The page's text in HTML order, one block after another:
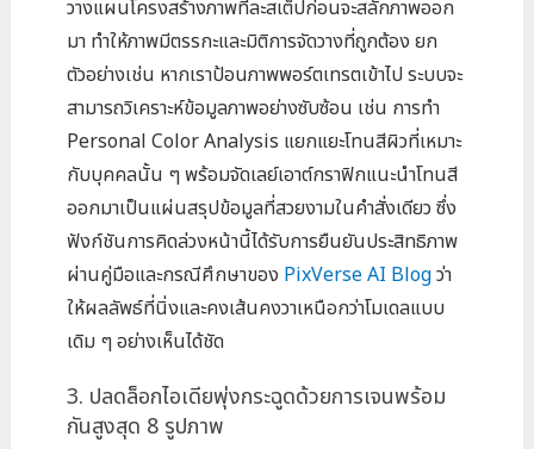
วางแผนโครงสร้างภาพทีละสเต็ปก่อนจะสลักภาพออก
มา ทำให้ภาพมีตรรกะและมิติการจัดวางที่ถูกต้อง ยก
ตัวอย่างเช่น หากเราป้อนภาพพอร์ตเทรตเข้าไป ระบบจะ
สามารถวิเคราะห์ข้อมูลภาพอย่างซับซ้อน เช่น การทำ
Personal Color Analysis แยกแยะโทนสีผิวที่เหมาะ
กับบุคคลนั้น ๆ พร้อมจัดเลย์เอาต์กราฟิกแนะนำโทนสี
ออกมาเป็นแผ่นสรุปข้อมูลที่สวยงามในคำสั่งเดียว ซึ่ง
ฟังก์ชันการคิดล่วงหน้านี้ได้รับการยืนยันประสิทธิภาพ
ผ่านคู่มือและกรณีศึกษาของ PixVerse AI Blogว่า
ให้ผลลัพธ์ที่นิ่งและคงเส้นคงวาเหนือกว่าโมเดลแบบ
เดิม ๆ อย่างเห็นได้ชัด
3. ปลดล็อกไอเดียพุ่งกระฉูดด้วยการเจนพร้อม
กันสูงสุด 8 รูปภาพ